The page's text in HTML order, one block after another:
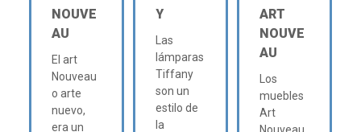
NOUVE
AU
El art
Nouveau
o arte
nuevo,
era un
Y
Las
lámparas
Tiffany
son un
estilo de
la
ART
NOUVE
AU
Los
muebles
Art